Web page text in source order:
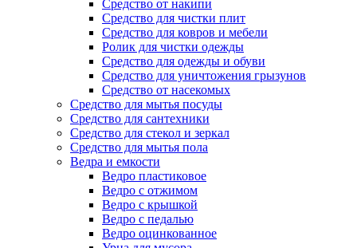
Средство от накипи
Средство для чистки плит
Средство для ковров и мебели
Ролик для чистки одежды
Средство для одежды и обуви
Средство для уничтожения грызунов
Средство от насекомых
Средство для мытья посуды
Средство для сантехники
Средство для стекол и зеркал
Средство для мытья пола
Ведра и емкости
Ведро пластиковое
Ведро с отжимом
Ведро с крышкой
Ведро с педалью
Ведро оцинкованное